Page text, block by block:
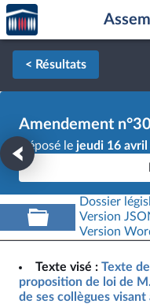
Aller au contenu
Aller en bas de la page
Accèder
à la
page
d'accueil
< Résultats
Amendement
Déposé le jeudi 16 avril
Dossier
Version
Version
Texte visé : Texte
proposition de loi de
de ses collègues